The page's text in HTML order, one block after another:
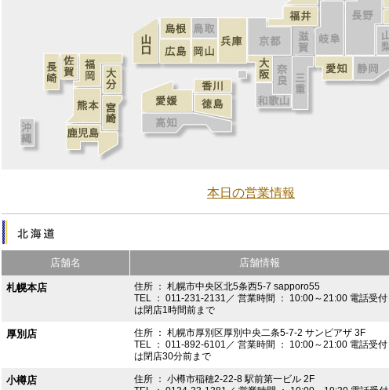
本日の営業情報
店舗名 店舗情報
札幌本店
住所 ： 札幌市中央区北5条西5-7 sapporo55
TEL ： 011-231-2131／ 営業時間 ： 10:00～21:00 電話受付
は閉店1時間前まで
厚別店
住所 ： 札幌市厚別区厚別中央二条5-7-2 サンピアザ 3F
TEL ： 011-892-6101／ 営業時間 ： 10:00～21:00 電話受付
は閉店30分前まで
小樽店
住所 ： 小樽市稲穂2-22-8 駅前第一ビル 2F